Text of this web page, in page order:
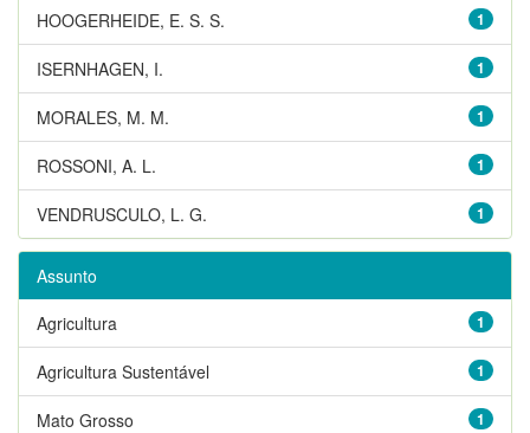
1
HOOGERHEIDE, E. S. S.
1
ISERNHAGEN, I.
1
MORALES, M. M.
1
ROSSONI, A. L.
1
VENDRUSCULO, L. G.
Assunto
1
Agricultura
1
Agricultura Sustentável
1
Mato Grosso